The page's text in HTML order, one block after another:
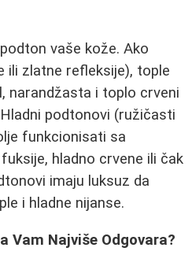
vaše kože. Ako
ili zlatne refleksije), tople
narandžasta i toplo crveni
podtonovi (ružičasti
funkcionisati sa
hladno crvene ili čak
imaju luksuz da
i hladne nijanse.
Vam Najviše Odgovara?